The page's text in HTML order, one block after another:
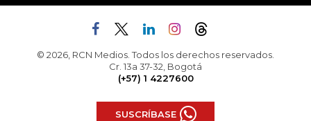
© 2026, RCN Medios. Todos los derechos reservados.
Cr. 13a 37-32, Bogotá
(+57) 1 4227600
SUSCRÍBASE